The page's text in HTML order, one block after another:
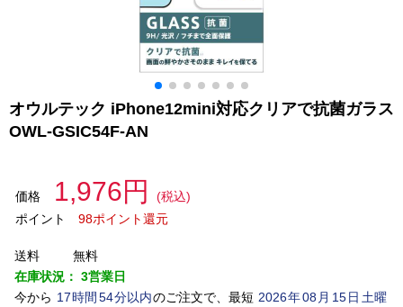
オウルテック iPhone12mini対応クリアで抗菌ガラス
OWL-GSIC54F-AN
価格 1,976円
(税込)
ポイント
98ポイント還元
送料
無料
在庫状況： 3営業日
今から 17時間 54分以内のご注文で、最短 2026年08 月 15日土曜